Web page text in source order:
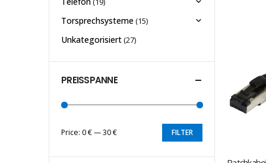
Torsprechsysteme(15)
Unkategorisiert(27)
PREISSPANNE
FILTER
Price: 0 €—30 €